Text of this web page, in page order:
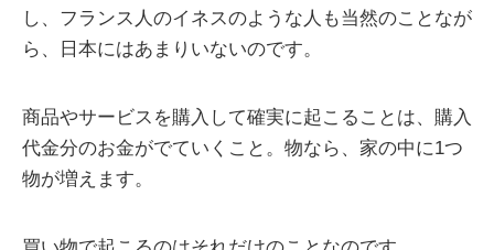
し、フランス人のイネスのような人も当然のことなが
ら、日本にはあまりいないのです。
商品やサービスを購入して確実に起こることは、購入
代金分のお金がでていくこと。物なら、家の中に1つ
物が増えます。